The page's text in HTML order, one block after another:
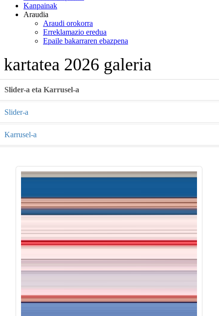
Kanpainak
Araudia
Araudi orokorra
Erreklamazio eredua
Epaile bakarraren ebazpena
kartatea 2026 galeria
Slider-a eta Karrusel-a
Slider-a
Karrusel-a